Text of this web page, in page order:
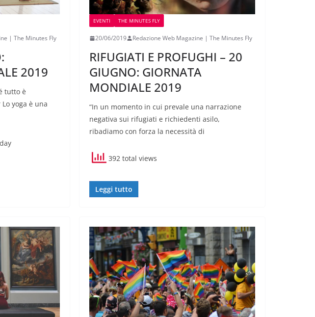
| The Minutes Fly
2019
tutto è
yoga è una
EVENTI THE MINUTES FLY
20/06/2019 Redazione Web Magazine | The Minutes Fly
RIFUGIATI E PROFUGHI – 20
GIUGNO: GIORNATA
MONDIALE 2019
“In un momento in cui prevale una narrazione
negativa sui rifugiati e richiedenti asilo,
ribadiamo con forza la necessità di
392 total views
Leggi tutto